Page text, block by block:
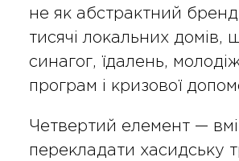
не як абстрактний
тисячі локальних домів,
синагог, їдалень,
програм і кризової
Четвертий елемент —
перекладати хасидську